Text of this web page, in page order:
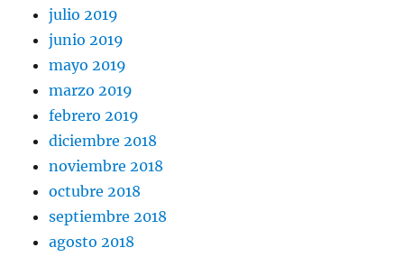
julio 2019
junio 2019
mayo 2019
marzo 2019
febrero 2019
diciembre 2018
noviembre 2018
octubre 2018
septiembre 2018
agosto 2018